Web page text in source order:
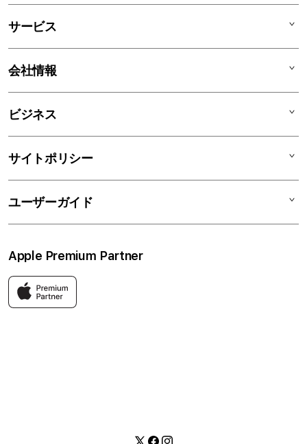
ー
デ
ィ
オ
ン
Mac
iPhone
AirPods
アクセサリ
サービス
AppleCare+
C smart Card
リユースデバイス
会社情報
C smartとは
ニュース
会社概要
ビジネス
法人のお客様
サイトポリシー
特定商取引法に基づく表記
利用規約
返品・交換
ユーザーガイド
お問い合わせ
FAQ
Apple Premium Partner
Apple製品はもちろん、関連アクセサリーも豊富に取り揃えてい
ます。